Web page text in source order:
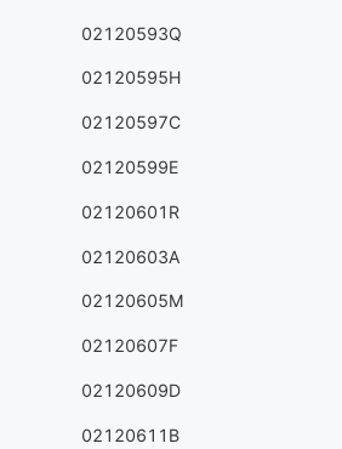
02120593Q
02120595H
02120597C
02120599E
02120601R
02120603A
02120605M
02120607F
02120609D
02120611B